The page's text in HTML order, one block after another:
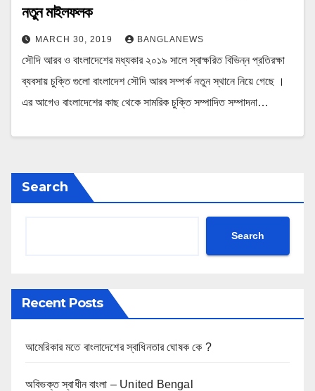
নতুন মাইলফলক
MARCH 30, 2019 BANGLANEWS
সৌদি আরব ও বাংলাদেশের মধ্যকার ২০১৯ সালে স্বাক্ষরিত বিভিন্ন প্রতিরক্ষা
ব্যবসায় চুক্তি গুলো বাংলাদেশ সৌদি আরব সম্পর্ক নতুন স্থানে নিয়ে গেছে ।
এর আগেও বাংলাদেশের কাছ থেকে সামরিক চুক্তি সম্পাদিত সম্পাদনা…
Search
Search
Recent Posts
আমেরিকার মতে বাংলাদেশের স্বাধিনতার ঘোষক কে ?
অবিভক্ত স্বাধীন বাংলা – United Bengal